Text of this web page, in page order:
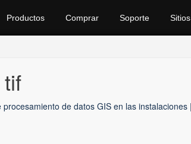
Productos Comprar Soporte
procesamiento de datos GIS en las